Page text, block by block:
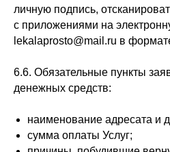
личную подпись,
с приложениями на
lekalaprosto@mail.ru в
6.6. Обязательные пункты
денежных средств:
наименование адресата и
сумма оплаты Услуг;